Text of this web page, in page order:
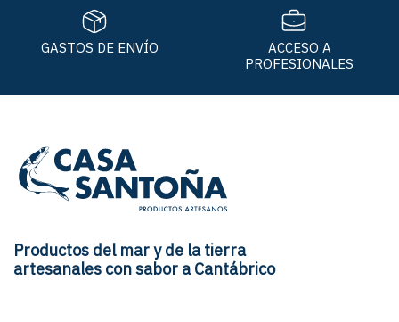
GASTOS DE ENVÍO
ACCESO A
PROFESIONALES
Productos del mar y de la tierra
artesanales con sabor a Cantábrico